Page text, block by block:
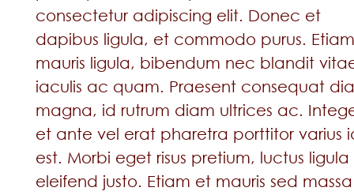
consectetur adipiscing elit. Donec et
dapibus ligula, et commodo purus. Etiam
mauris ligula, bibendum nec blandit
iaculis ac quam. Praesent consequat
magna, id rutrum diam ultrices ac.
et ante vel erat pharetra porttitor varius
est. Morbi eget risus pretium, luctus
eleifend justo. Etiam et mauris sed massa